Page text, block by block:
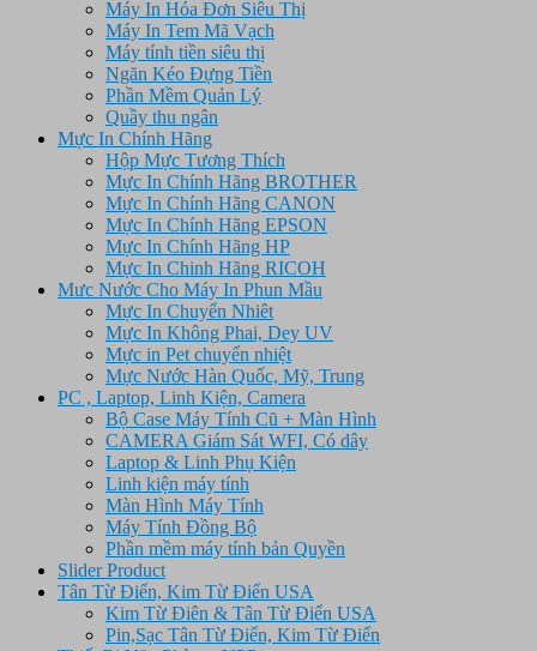
Máy In Hóa Đơn Siêu Thị
Máy In Tem Mã Vạch
Máy tính tiền siêu thị
Ngăn Kéo Đựng Tiền
Phần Mềm Quản Lý
Quầy thu ngân
Mực In Chính Hãng
Hộp Mực Tương Thích
Mực In Chính Hãng BROTHER
Mực In Chính Hãng CANON
Mực In Chính Hãng EPSON
Mực In Chính Hãng HP
Mực In Chinh Hãng RICOH
Mưc Nước Cho Máy In Phun Mầu
Mực In Chuyển Nhiêt
Mực In Không Phai, Dey UV
Mực in Pet chuyển nhiệt
Mực Nước Hàn Quốc, Mỹ, Trung
PC , Laptop, Linh Kiện, Camera
Bộ Case Máy Tính Cũ + Màn Hình
CAMERA Giám Sát WFI, Có dây
Laptop & Linh Phụ Kiện
Linh kiện máy tính
Màn Hình Máy Tính
Máy Tính Đồng Bộ
Phần mềm máy tính bản Quyền
Slider Product
Tân Từ Điển, Kim Từ Điển USA
Kim Từ Điên & Tân Từ Điển USA
Pin,Sạc Tân Từ Điển, Kim Từ Điển